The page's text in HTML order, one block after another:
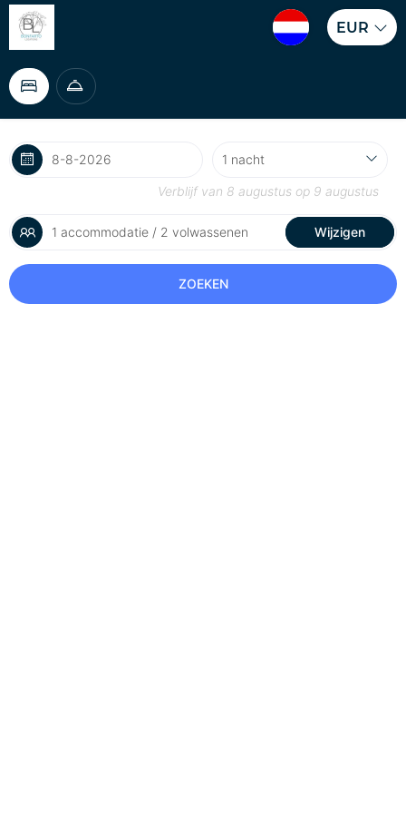
EUR
Verblijf van 8 augustus op 9 augustus
1 accommodatie / 2 volwassenen Wijzigen